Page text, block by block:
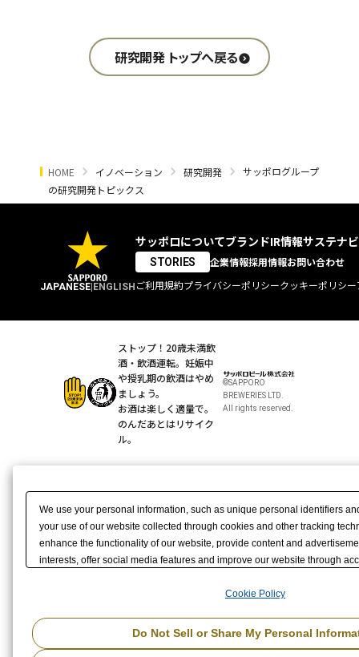
研究開発 トップへ戻る
HOME イノベーション 研究開発
サッポログループ
の研究開発トピックス
JAPANESE ENGLISH
サッポロについてブランドIR情報サステナ
STORIES 企業情報採用情報お問い合わせ
ご利用規約プライバシーポリシークッキーポリシー
ストップ！20歳未満飲
酒・飲酒運転。 妊娠中
や授乳期の飲酒はやめ
ましょう。
お酒は楽しく適量で。
のんだあとはリサイク
ル。
©SAPPORO
BREWERIES LTD.
All rights reserved.
We use your personal information, such as unique personal identifiers
your use of our website collected through cookies and other tracking
enhance the functionality of our website, provide content and
interests, offer social media features and improve our website through
or otherwise share it with, our advertising, social media, and/or analytics
they have collected from your use of their services or other websites to
advertisements delivered to you by businesses other than us on the
Cookie Policy
Do Not Sell or Share My Personal